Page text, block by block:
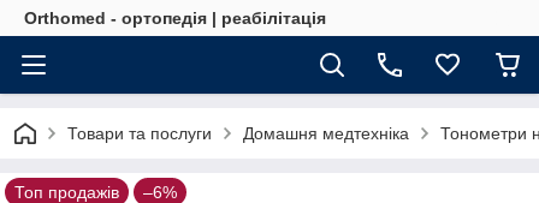
Orthomed - ортопедія | реабілітація
Товари та послуги Домашня медтехніка Тонометри
Топ продажів –6%